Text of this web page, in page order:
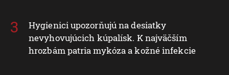
Hygienici upozorňujú na desiatky
nevyhovujúcich kúpalísk. K najväčším
hrozbám patria mykóza a kožné infekcie